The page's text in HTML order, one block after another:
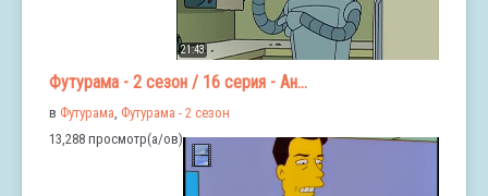
21:43
Футурама - 2 сезон / 16 серия - Ан...
в Футурама Футурама - 2 сезон
13,288 просмотр(а/ов)